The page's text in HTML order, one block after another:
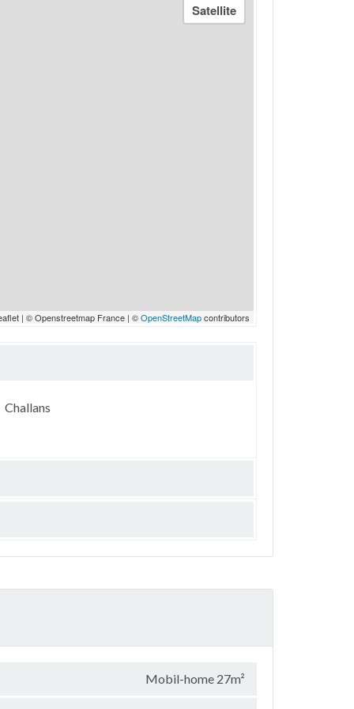
| © Openstreetmap France | ©OpenStreetMapcontributors
Challans
Mobil-home 27m²